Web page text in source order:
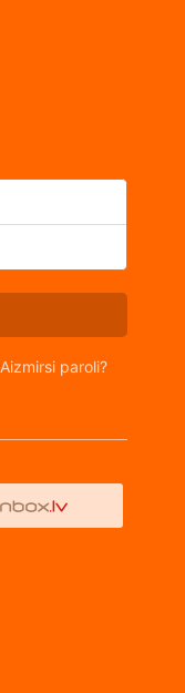
Aizmirsi paroli?